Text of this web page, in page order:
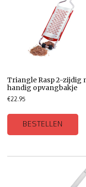
Triangle Rasp 2-zijdig
handig opvangbakje
€22.95
BESTELLEN